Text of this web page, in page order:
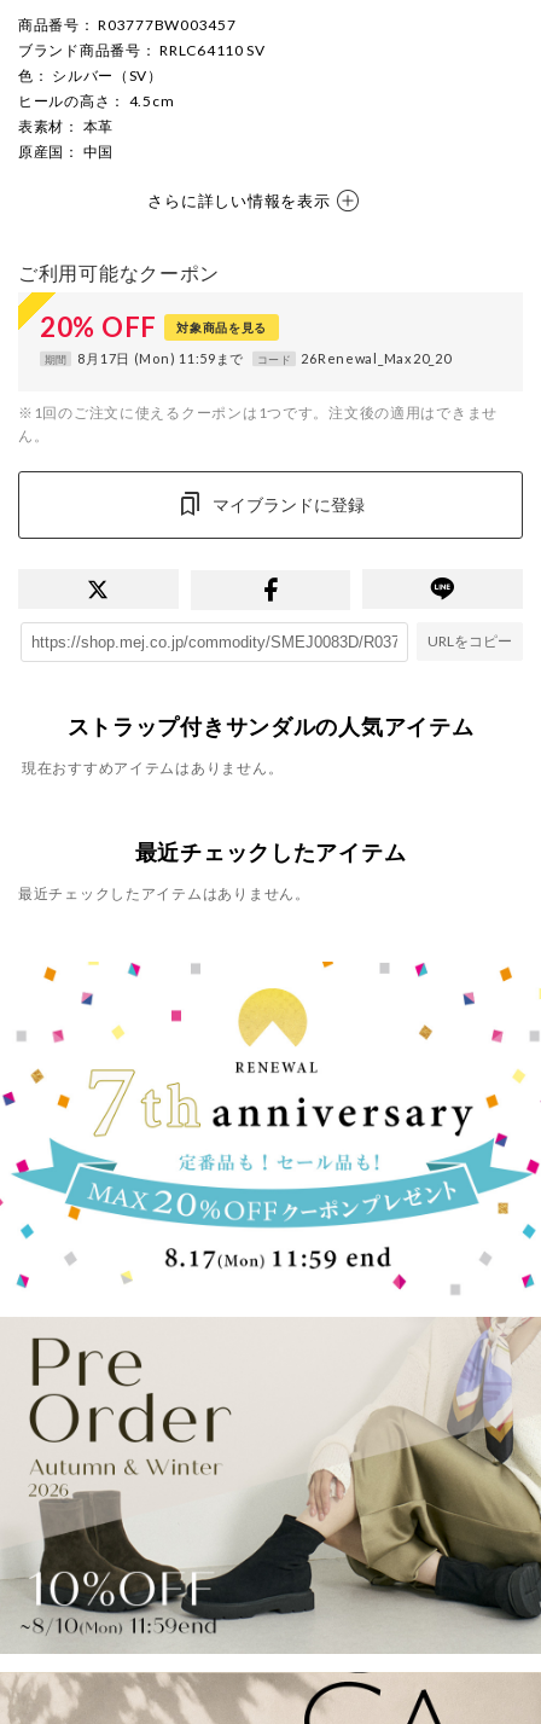
商品番号 ： R03777BW003457
ブランド商品番号 ： RRLC64110 SV
色 ： シルバー（SV）
ヒールの高さ ： 4.5cm
表素材 ： 本革
原産国 ： 中国
さらに詳しい情報を表示
ご利用可能なクーポン
20% OFF 対象商品を見る
期間 8月17日 (Mon) 11:59まで コード 26Renewal_Max20_20
※1回のご注文に使えるクーポンは1つです。注文後の適用はできませ
ん。
マイブランドに登録
URLをコピー
ストラップ付きサンダルの人気アイテム
現在おすすめアイテムはありません。
最近チェックしたアイテム
最近チェックしたアイテムはありません。